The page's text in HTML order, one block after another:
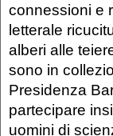
connessioni e
letterale
alberi alle
sono in
Presidenza
partecipare
uomini di